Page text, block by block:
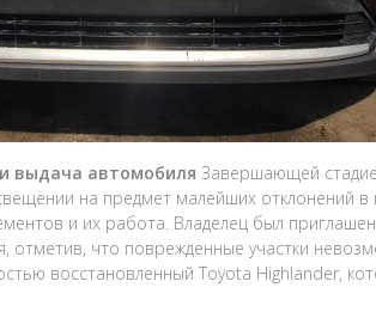
выдача автомобиля Завершающей
на предмет малейших отклонений в
и их работа. Владелец был
отметив, что поврежденные участки
восстановленный Toyota Highlander,